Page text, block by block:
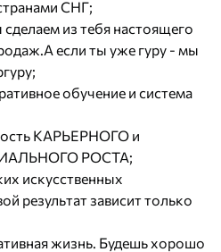
СНГ;
из тебя настоящего
если ты уже гуру - мы
обучение и система
КАРЬЕРНОГО и
РОСТА;
искусственных
результат зависит только
жизнь. Будешь хорошо